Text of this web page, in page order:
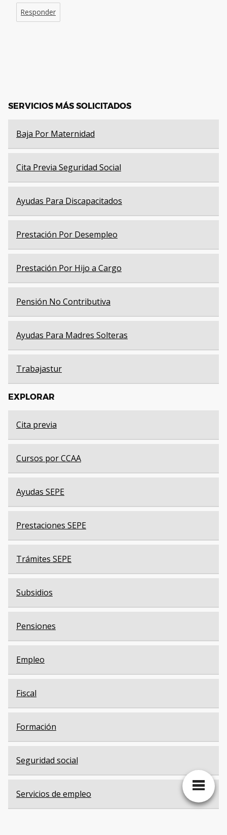
Responder
SERVICIOS MÁS SOLICITADOS
Baja Por Maternidad
Cita Previa Seguridad Social
Ayudas Para Discapacitados
Prestación Por Desempleo
Prestación Por Hijo a Cargo
Pensión No Contributiva
Ayudas Para Madres Solteras
Trabajastur
EXPLORAR
Cita previa
Cursos por CCAA
Ayudas SEPE
Prestaciones SEPE
Trámites SEPE
Subsidios
Pensiones
Empleo
Fiscal
Formación
Seguridad social
Servicios de empleo